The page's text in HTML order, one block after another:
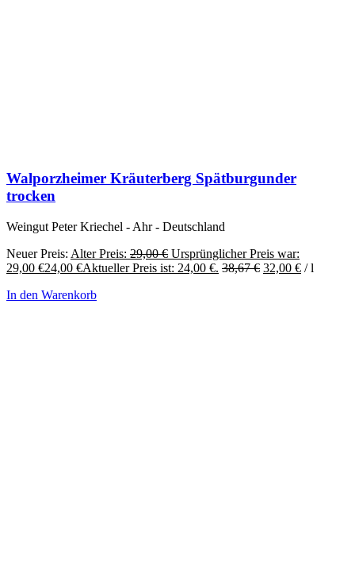
Walporzheimer Kräuterberg Spätburgunder
trocken
Weingut Peter Kriechel - Ahr - Deutschland
Neuer Preis: Alter Preis: 29,00€ Ursprünglicher Preis war:
29,00 €24,00 €Aktueller Preis ist: 24,00 €. 38,67€ 32,00 € /l
In den Warenkorb